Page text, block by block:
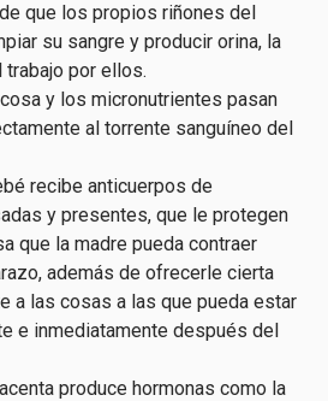
que los propios riñones del
su sangre y producir orina, la
trabajo por ellos.
y los micronutrientes pasan
al torrente sanguíneo del
recibe anticuerpos de
y presentes, que le protegen
que la madre pueda contraer
además de ofrecerle cierta
a las cosas a las que pueda estar
e inmediatamente después del
produce hormonas como la